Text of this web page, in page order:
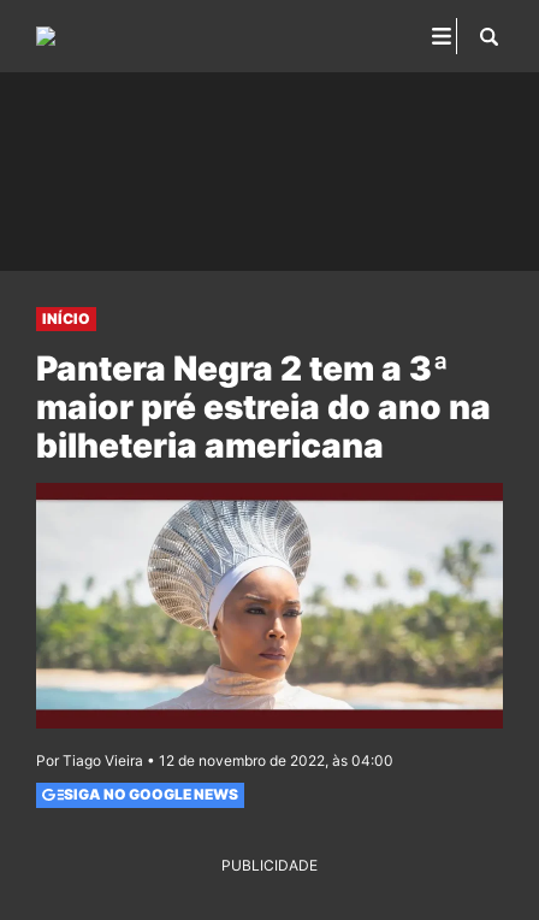
INÍCIO
Pantera Negra 2 tem a 3ª
maior pré estreia do ano na
bilheteria americana
Por Tiago Vieira • 12 de novembro de 2022, às 04:00
SIGA NO GOOGLE NEWS
PUBLICIDADE